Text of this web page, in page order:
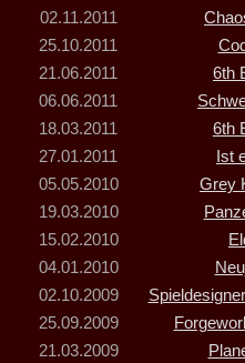
02.11.2011
25.10.2011
21.06.2011
6th
06.06.2011
18.03.2011
6th
27.01.2011
Ist
05.05.2010
Grey
19.03.2010
15.02.2010
04.01.2010
02.10.2009
25.09.2009
21.03.2009